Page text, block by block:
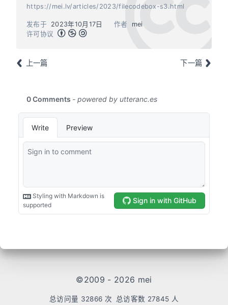
https://mei.lv/articles/2023/filecodebox-s3.html
作者 mei
发布于
2023年10月17日
许可协议
上一篇 下一篇
©2009 - 2026 mei
总访问量 32866 次 总访客数 27845 人